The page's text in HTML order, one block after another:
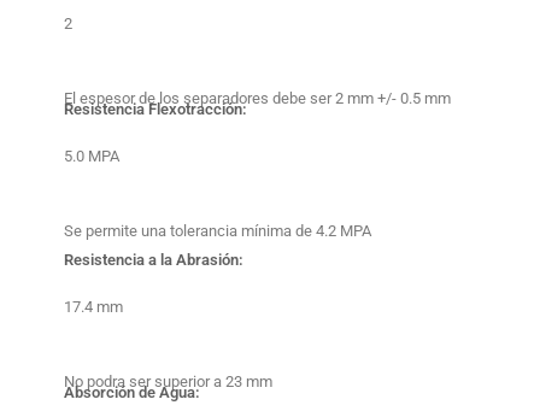
2
El espesor de los separadores debe ser 2 mm +/- 0.5 mm
Resistencia Flexotracción:
5.0 MPA
Se permite una tolerancia mínima de 4.2 MPA
Resistencia a la Abrasión:
17.4 mm
No podra ser superior a 23 mm
Absorción de Agua: